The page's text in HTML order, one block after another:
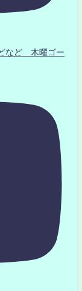
など 木曜ゴー